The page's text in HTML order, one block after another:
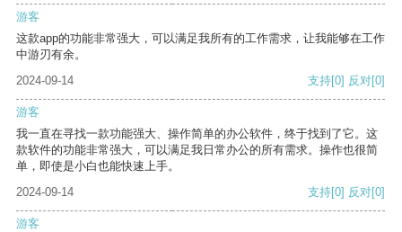
游客
这款app的功能非常强大，可以满足我所有的工作需求，让我能够在工作
中游刃有余。
2024-09-14
支持[0] 反对[0]
游客
我一直在寻找一款功能强大、操作简单的办公软件，终于找到了它。这
款软件的功能非常强大，可以满足我日常办公的所有需求。操作也很简
单，即使是小白也能快速上手。
2024-09-14
支持[0] 反对[0]
游客